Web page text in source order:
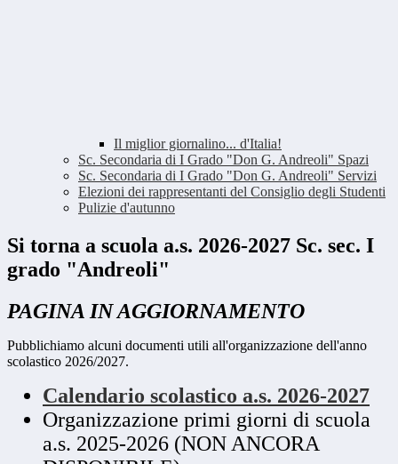
Il miglior giornalino... d'Italia!
Sc. Secondaria di I Grado "Don G. Andreoli" Spazi
Sc. Secondaria di I Grado "Don G. Andreoli" Servizi
Elezioni dei rappresentanti del Consiglio degli Studenti
Pulizie d'autunno
Si torna a scuola a.s. 2026-2027 Sc. sec. I
grado "Andreoli"
PAGINA IN AGGIORNAMENTO
Pubblichiamo alcuni documenti utili all'organizzazione dell'anno
scolastico 2026/2027.
Calendario scolastico a.s. 2026-2027
Organizzazione primi giorni di scuola
a.s. 2025-2026 (NON ANCORA